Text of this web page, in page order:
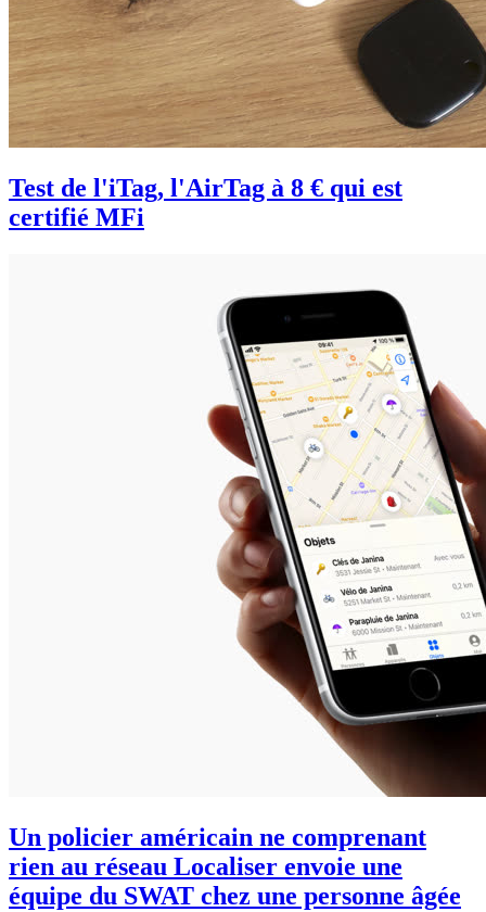
Test de l'iTag, l'AirTag à 8 € qui est
certifié MFi
Un policier américain ne comprenant
rien au réseau Localiser envoie une
équipe du SWAT chez une personne âgée